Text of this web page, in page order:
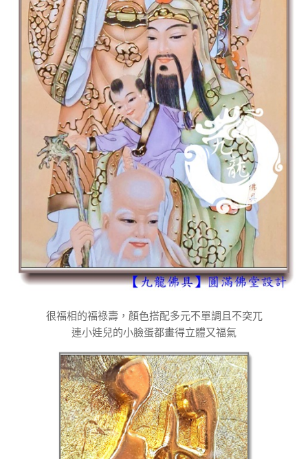
很福相的福祿壽，顏色搭配多元不單調且不突兀
連小娃兒的小臉蛋都畫得立體又福氣